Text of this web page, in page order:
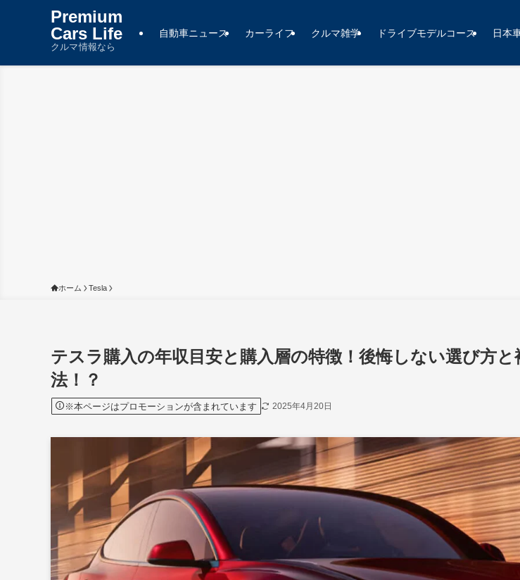
Premium
Cars Life
クルマ情報なら
自動車ニュース カーライフ クルマ雑学 ドライブモデルコース 日本
ホーム Tesla
テスラ購入の年収目安と購入層の特徴！後悔しない選び方と
法！？
※本ページはプロモーションが含まれています 2025年4月20日